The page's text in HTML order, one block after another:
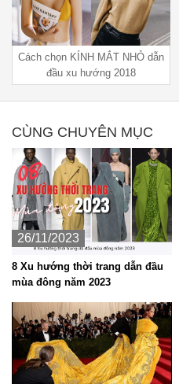
Cách chọn KÍNH MẮT NHỎ dẫn
đầu xu hướng 2018
CÙNG CHUYÊN MỤC
26/11/2023
8 Xu hướng thời trang dẫn đầu
mùa đông năm 2023